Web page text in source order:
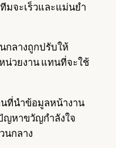
มจะเร็วและแม่นยำ
กลางถูกปรับให้
น่วยงาน แทนที่จะใช้
นที่นำข้อมูลหน้างาน
หาขวัญกำลังใจ
นกลาง